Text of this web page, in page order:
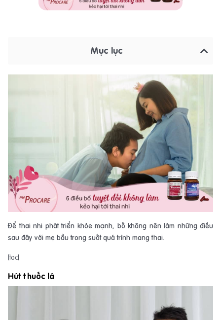
Mục lục
Để thai nhi phát triển khỏe mạnh, bố không nên làm những điều
sau đây với mẹ bầu trong suốt quá trình mang thai.
[toc]
Hút thuốc lá